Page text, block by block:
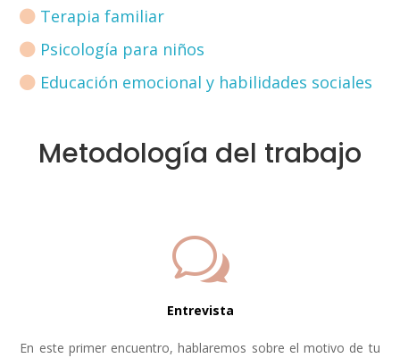
Terapia familiar
Psicología para niños
Educación emocional y habilidades sociales
Metodología del trabajo
w
Entrevista
En este primer encuentro, hablaremos sobre el motivo de tu